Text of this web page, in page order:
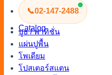
📞02-147-2488
Catalog
พัดลม
บูธ / พาทิชั่น
แผ่นปูพื้น
โพเดียม
โปสเตอร์สแตน